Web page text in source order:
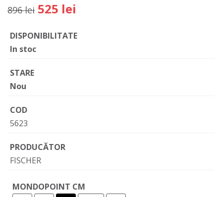
896 lei 525 lei
DISPONIBILITATE
In stoc
STARE
Nou
COD
5623
PRODUCĂTOR
FISCHER
MONDOPOINT CM